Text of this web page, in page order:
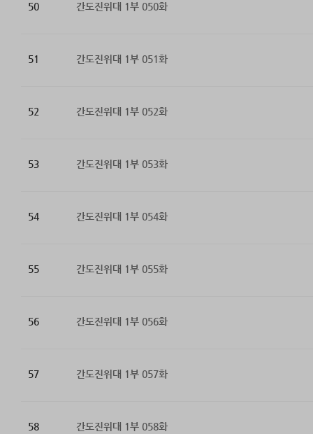
50 간도진위대 1부 050화
51 간도진위대 1부 051화
52 간도진위대 1부 052화
53 간도진위대 1부 053화
54 간도진위대 1부 054화
55 간도진위대 1부 055화
56 간도진위대 1부 056화
57 간도진위대 1부 057화
58 간도진위대 1부 058화